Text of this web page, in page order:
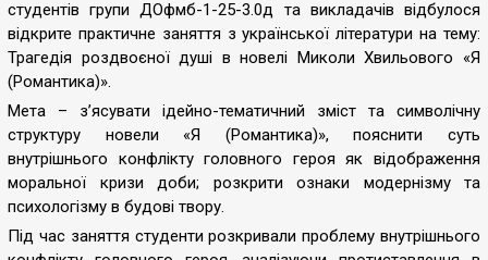
студентів групи ДОфмб-1-25-3.0д та викладачів відбулося
відкрите практичне заняття з української літератури на тему:
Трагедія роздвоєної душі в новелі Миколи Хвильового «Я
(Романтика)».
Мета – з’ясувати ідейно-тематичний зміст та символічну
структуру новели «Я (Романтика)», пояснити суть
внутрішнього конфлікту головного героя як відображення
моральної кризи доби; розкрити ознаки модернізму та
психологізму в будові твору.
Під час заняття студенти розкривали проблему внутрішнього